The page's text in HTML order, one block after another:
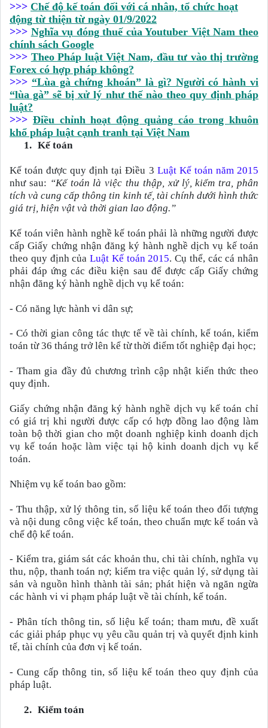
>>> Chế độ kế toán đối với cá nhân, tổ chức hoạt
động từ thiện từ ngày 01/9/2022
>>> Nghĩa vụ đóng thuế của Youtuber Việt Nam theo
chính sách Google
>>> Theo Pháp luật Việt Nam, đầu tư vào thị trường
Forex có hợp pháp không?
>>> “Lùa gà chứng khoán” là gì? Người có hành vi
“lùa gà” sẽ bị xử lý như thế nào theo quy định pháp
luật?
>>> Điều chỉnh hoạt động quảng cáo trong khuôn
khổ pháp luật cạnh tranh tại Việt Nam
1. Kế toán
Kế toán được quy định tại Điều 3 Luật Kế toán năm 2015
như sau: “Kế toán là việc thu thập, xử lý, kiểm tra, phân
tích và cung cấp thông tin kinh tế, tài chính dưới hình thức
giá trị, hiện vật và thời gian lao động.”
Kế toán viên hành nghề kế toán phải là những người được
cấp Giấy chứng nhận đăng ký hành nghề dịch vụ kế toán
theo quy định của Luật Kế toán 2015. Cụ thể, các cá nhân
phải đáp ứng các điều kiện sau để được cấp Giấy chứng
nhận đăng ký hành nghề dịch vụ kế toán:
- Có năng lực hành vi dân sự;
- Có thời gian công tác thực tế về tài chính, kế toán, kiểm
toán từ 36 tháng trở lên kể từ thời điểm tốt nghiệp đại học;
-Tham gia đầy đủ chương trình cập nhật kiến thức theo
quy định.
Giấy chứng nhận đăng ký hành nghề dịch vụ kế toán chỉ
có giá trị khi người được cấp có hợp đồng lao động làm
toàn bộ thời gian cho một doanh nghiệp kinh doanh dịch
vụ kế toán hoặc làm việc tại hộ kinh doanh dịch vụ kế
toán.
Nhiệm vụ kế toán bao gồm:
- Thu thập, xử lý thông tin, số liệu kế toán theo đối tượng
và nội dung công việc kế toán, theo chuẩn mực kế toán và
chế độ kế toán.
- Kiểm tra, giám sát các khoản thu, chi tài chính, nghĩa vụ
thu, nộp, thanh toán nợ; kiểm tra việc quản lý, sử dụng tài
sản và nguồn hình thành tài sản; phát hiện và ngăn ngừa
các hành vi vi phạm pháp luật về tài chính, kế toán.
- Phân tích thông tin, số liệu kế toán; tham mưu, đề xuất
các giải pháp phục vụ yêu cầu quản trị và quyết định kinh
tế, tài chính của đơn vị kế toán.
-Cung cấp thông tin, số liệu kế toán theo quy định của
pháp luật.
2. Kiểm toán